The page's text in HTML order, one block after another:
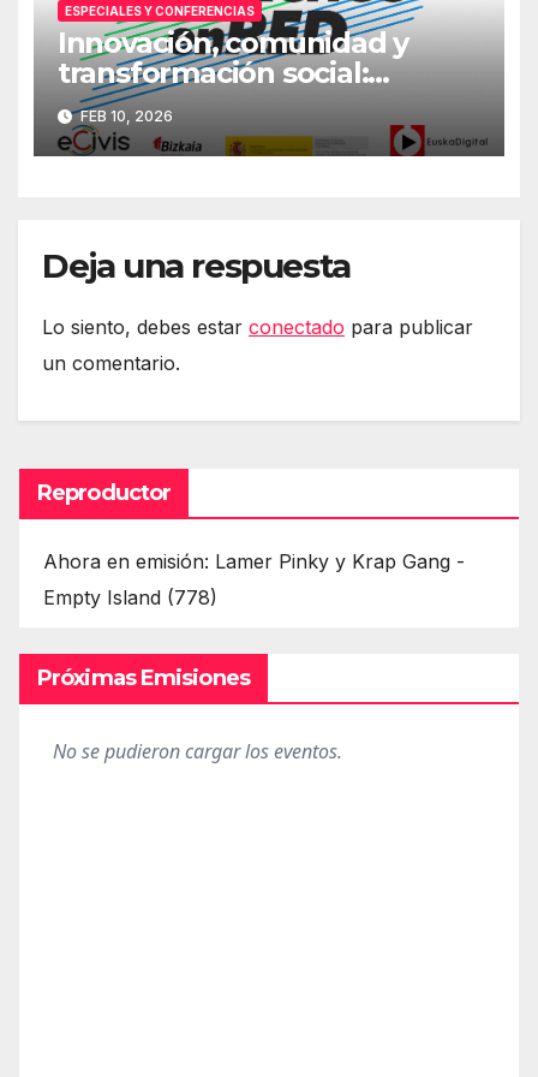
ESPECIALES Y CONFERENCIAS
Innovación, comunidad y
transformación social:
Primera jornada
#DerechosEnRed
FEB 10, 2026
Deja una respuesta
Lo siento, debes estar conectado para publicar
un comentario.
Reproductor
Ahora en emisión: Lamer Pinky y Krap Gang -
Empty Island (778)
Próximas Emisiones